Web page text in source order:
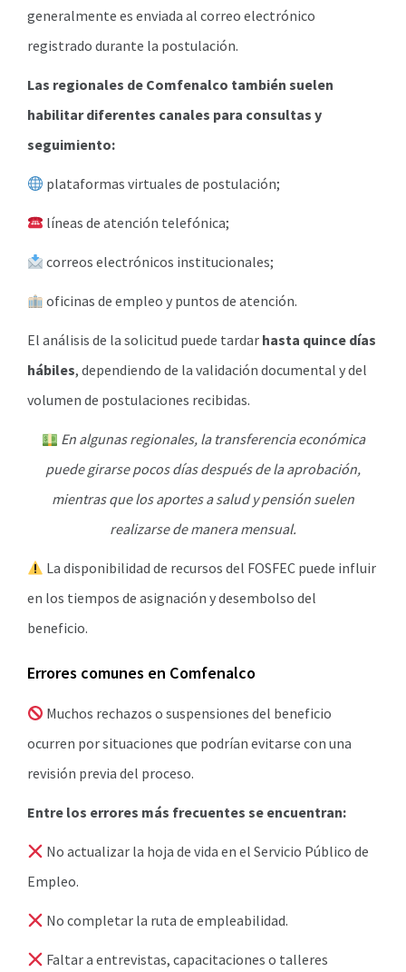
generalmente es enviada al correo electrónico
registrado durante la postulación.
Las regionales de Comfenalco también suelen
habilitar diferentes canales para consultas y
seguimiento:
plataformas virtuales de postulación;
líneas de atención telefónica;
correos electrónicos institucionales;
oficinas de empleo y puntos de atención.
El análisis de la solicitud puede tardar hasta quince días
hábiles, dependiendo de la validación documental y del
volumen de postulaciones recibidas.
En algunas regionales, la transferencia económica
puede girarse pocos días después de la aprobación,
mientras que los aportes a salud y pensión suelen
realizarse de manera mensual.
La disponibilidad de recursos del FOSFEC puede influir
en los tiempos de asignación y desembolso del
beneficio.
Errores comunes en Comfenalco
Muchos rechazos o suspensiones del beneficio
ocurren por situaciones que podrían evitarse con una
revisión previa del proceso.
Entre los errores más frecuentes se encuentran:
No actualizar la hoja de vida en el Servicio Público de
Empleo.
No completar la ruta de empleabilidad.
Faltar a entrevistas, capacitaciones o talleres